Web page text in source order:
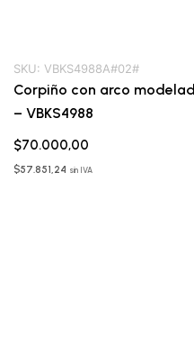
SKU: VBKS4988A#02#
Corpiño con arco
– VBKS4988
$70.000,00
$57.851,24 sin IVA